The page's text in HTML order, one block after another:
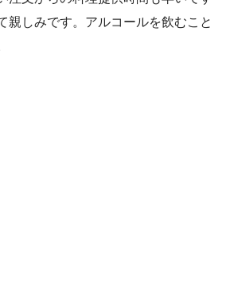
親しみです。アルコールを飲むこと